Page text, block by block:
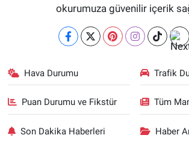
okurumuza güvenilir içerik
Hava Durumu Trafik
Puan Durumu ve Fikstür Tüm
Son Dakika Haberleri Haber